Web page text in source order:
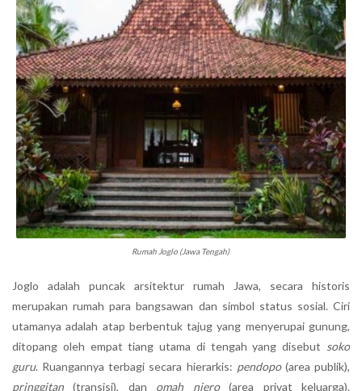
Rumah Joglo (Jawa Tengah)
Joglo adalah puncak arsitektur rumah Jawa, secara historis
merupakan rumah para bangsawan dan simbol status sosial. Ciri
utamanya adalah atap berbentuk tajug yang menyerupai gunung,
ditopang oleh empat tiang utama di tengah yang disebut soko
guru. Ruangannya terbagi secara hierarkis: pendopo(area publik),
pringgitan (transisi), dan omah njero(area privat keluarga).